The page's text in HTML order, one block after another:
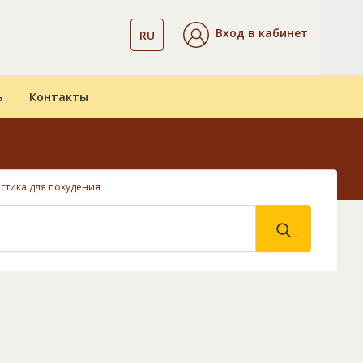
RU Вход в кабинет
Контакты
для похудения